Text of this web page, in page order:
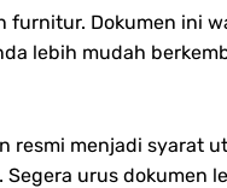
Dokumen ini
lebih mudah
menjadi syarat
urus dokumen